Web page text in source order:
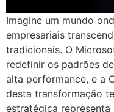
Imagine um mundo
empresariais
tradicionais. O
redefinir os padrões
alta performance, e a
desta transformação
estratégica